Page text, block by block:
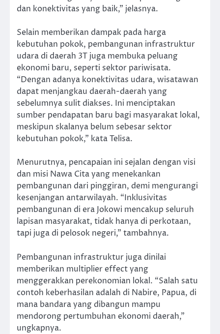
dan konektivitas yang baik,” jelasnya.
Selain memberikan dampak pada harga
kebutuhan pokok, pembangunan infrastruktur
udara di daerah 3T juga membuka peluang
ekonomi baru, seperti sektor pariwisata.
“Dengan adanya konektivitas udara, wisatawan
dapat menjangkau daerah-daerah yang
sebelumnya sulit diakses. Ini menciptakan
sumber pendapatan baru bagi masyarakat lokal,
meskipun skalanya belum sebesar sektor
kebutuhan pokok,” kata Telisa.
Menurutnya, pencapaian ini sejalan dengan visi
dan misi Nawa Cita yang menekankan
pembangunan dari pinggiran, demi mengurangi
kesenjangan antarwilayah. “Inklusivitas
pembangunan di era Jokowi mencakup seluruh
lapisan masyarakat, tidak hanya di perkotaan,
tapi juga di pelosok negeri,” tambahnya.
Pembangunan infrastruktur juga dinilai
memberikan multiplier effect yang
menggerakkan perekonomian lokal. “Salah satu
contoh keberhasilan adalah di Nabire, Papua, di
mana bandara yang dibangun mampu
mendorong pertumbuhan ekonomi daerah,”
ungkapnya.